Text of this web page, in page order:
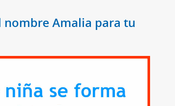
Amalia para tu